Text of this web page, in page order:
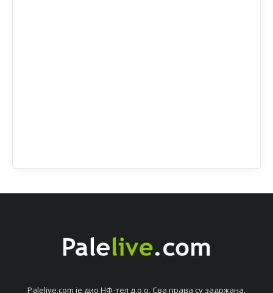
Palelive.com јe дио НФ-тeл д.о.о. Сва права су задржана.